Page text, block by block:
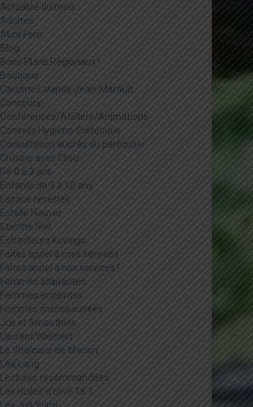
Actualité du mois
Adultes
Alice Ferri
Blog
Bons Plans Régionaux !
Boutique
Caroline Lalande Jean-Marault
Concours
Conférences/Ateliers/Animations
Conseils Hygièno-Diététique
Consultation auprès du particulier
Crusine avec Cilou
De 0 à 3 ans
Enfants de 3 à 10 ans
Espace recettes
Estelle Houver
Etienne Niel
Extracteurs Kuvings
Faites appel à mes services
Faites appel à nos services !
Femmes allaitantes
Femmes enceintes
Femmes ménopausées
Jus et Smoothies
Laurent Wiemert
Le Vitaliseur de Marion
Léa Lang
Lectures recommandées
Les Huiles d'olive 18:1